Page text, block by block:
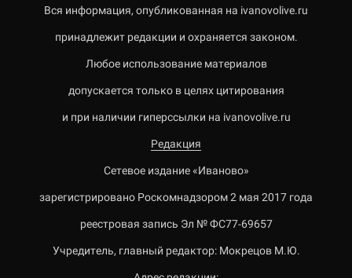
Вся информация, опубликованная на ivanovolive.ru
принадлежит редакции и охраняется законом.
Любое использование материалов
допускается только в целях цитирования
и при наличии гиперссылки на ivanovolive.ru
Редакция
Сетевое издание «Иваново»
зарегистрировано Роскомнадзором 2 мая 2017 года
реестровая запись Эл № ФС77-69657
Учредитель, главный редактор: Мокрецов М.Ю.